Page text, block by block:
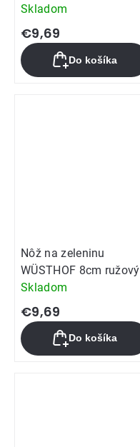
Skladom
€9,69
Do košíka
Nôž na zeleninu
WÜSTHOF 8cm ružový
Skladom
€9,69
Do košíka